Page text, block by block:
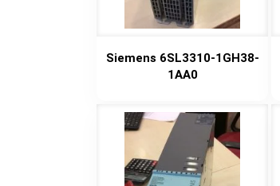
Siemens 6SL3310-1GH38-
1AA0